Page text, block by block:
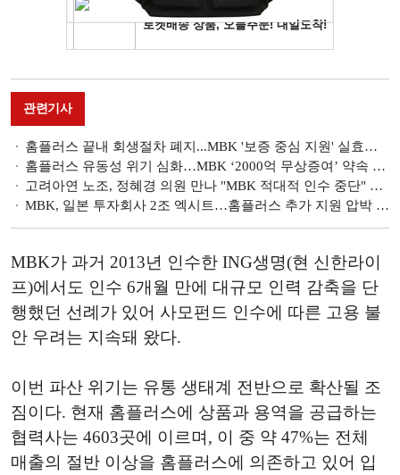
관련기사
홈플러스 끝내 회생절차 폐지...MBK '보증 중심 지원' 실효성 논란
홈플러스 유동성 위기 심화…MBK ‘2000억 무상증여’ 약속 이행하나
고려아연 노조, 정혜경 의원 만나 "MBK 적대적 인수 중단" 공동 대응
MBK, 일본 투자회사 2조 엑시트…홈플러스 추가 지원 압박 커지나
MBK가 과거 2013년 인수한 ING생명(현 신한라이
프)에서도 인수 6개월 만에 대규모 인력 감축을 단
행했던 선례가 있어 사모펀드 인수에 따른 고용 불
안 우려는 지속돼 왔다.
이번 파산 위기는 유통 생태계 전반으로 확산될 조
짐이다. 현재 홈플러스에 상품과 용역을 공급하는
협력사는 4603곳에 이르며, 이 중 약 47%는 전체
매출의 절반 이상을 홈플러스에 의존하고 있어 입